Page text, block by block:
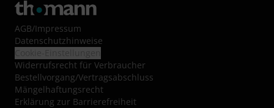
AGB/Impressum
Datenschutzhinweise
Widerrufsrecht für Verbraucher
Bestellvorgang/Vertragsabschluss
Mängelhaftungsrecht
Erklärung zur Barrierefreiheit